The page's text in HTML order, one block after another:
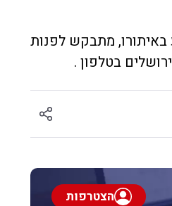
באיתורו, מתבקש לפנות
הצטרפות